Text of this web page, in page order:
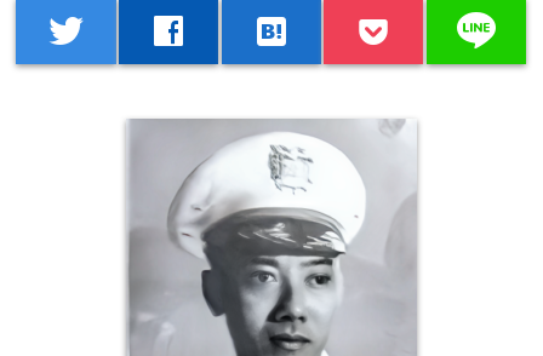
twitter facebook hatenabookmark line